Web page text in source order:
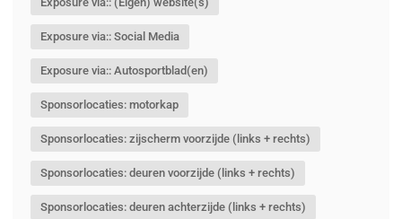
Exposure via:: Social Media
Exposure via:: Autosportblad(en)
Sponsorlocaties: motorkap
Sponsorlocaties: zijscherm voorzijde (links + rechts)
Sponsorlocaties: deuren voorzijde (links + rechts)
Sponsorlocaties: deuren achterzijde (links + rechts)